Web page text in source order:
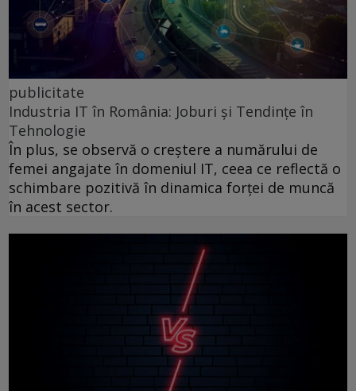
publicitate
Industria IT în România: Joburi și Tendințe în
Tehnologie
În plus, se observă o creștere a numărului de
femei angajate în domeniul IT, ceea ce reflectă o
schimbare pozitivă în dinamica forței de muncă
în acest sector.